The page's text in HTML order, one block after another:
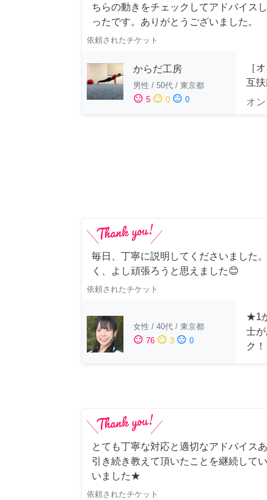
ちらの動きをチェックしてアドバイス
ったです。ありがとうございました。
依頼されたチケット
からだ工房
男性 / 50代 / 東京都
sentiment_satisfied 5 sentiment_neutral 0 sentiment_dissatisfied 0
［
互
オ
毎日、丁寧に説明してくださいました
く、よし頑張ろうと思えました😊
依頼されたチケット
女性 / 40代 / 東京都
sentiment_satisfied 76 sentiment_neutral 3 sentiment_dissatisfied 0
★1
士
ク！
とても丁寧な対応と適切なアドバイス
引き続き教えて頂いたことを継続して
いました★
依頼されたチケット